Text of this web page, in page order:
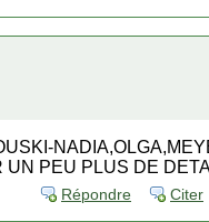
PEU PLUS DE
Répondre Citer